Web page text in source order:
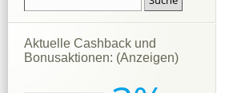
Aktuelle Cashback und
Bonusaktionen: (Anzeigen)